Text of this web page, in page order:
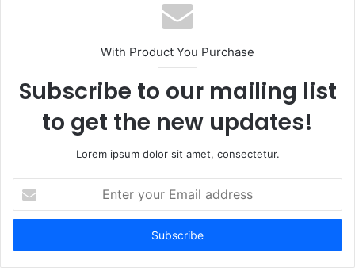
With Product You Purchase
Subscribe to our mailing list
to get the new updates!
Lorem ipsum dolor sit amet, consectetur.
your
Email